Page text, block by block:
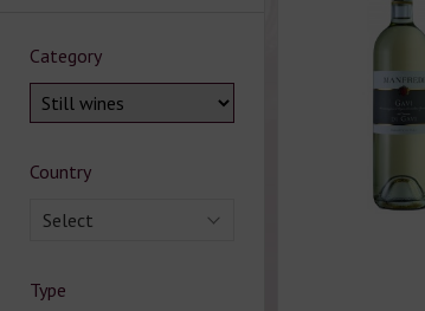
Category
Country
Select
Type